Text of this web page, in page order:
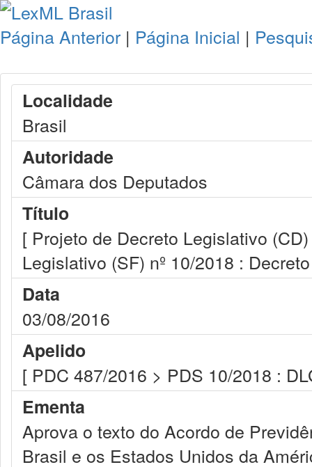
Página Anterior | Página Inicial |
Localidade
Brasil
Autoridade
Câmara dos Deputados
Título
[ Projeto de Decreto Legislativo
Legislativo (SF) nº 10/2018 :
Data
03/08/2016
Apelido
[ PDC 487/2016 > PDS 10/2018 :
Ementa
Aprova o texto do Acordo de
Brasil e os Estados Unidos da